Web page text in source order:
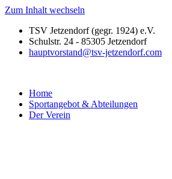
Zum Inhalt wechseln
TSV Jetzendorf (gegr. 1924) e.V.
Schulstr. 24 - 85305 Jetzendorf
hauptvorstand@tsv-jetzendorf.com
Home
Sportangebot & Abteilungen
Der Verein